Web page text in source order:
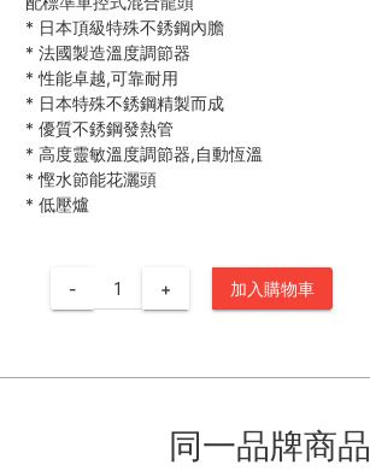
* 日本頂級特殊不銹鋼內膽
* 法國製造溫度調節器
* 性能卓越,可靠耐用
* 日本特殊不銹鋼精製而成
* 優質不銹鋼發熱管
* 高度靈敏溫度調節器,自動恆溫
* 慳水節能花灑頭
* 低壓爐
- + 加入購物車
同一品牌商品